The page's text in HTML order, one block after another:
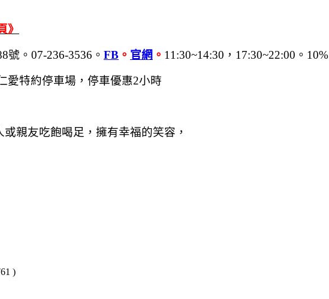
》
號。07-236-3536。 FB 。 官網 。 11:30~14:30，17:30~22:00。10%
愛特約停車場，停車優惠2小時
親友吃飽喝足，擁有幸福的笑容，
)